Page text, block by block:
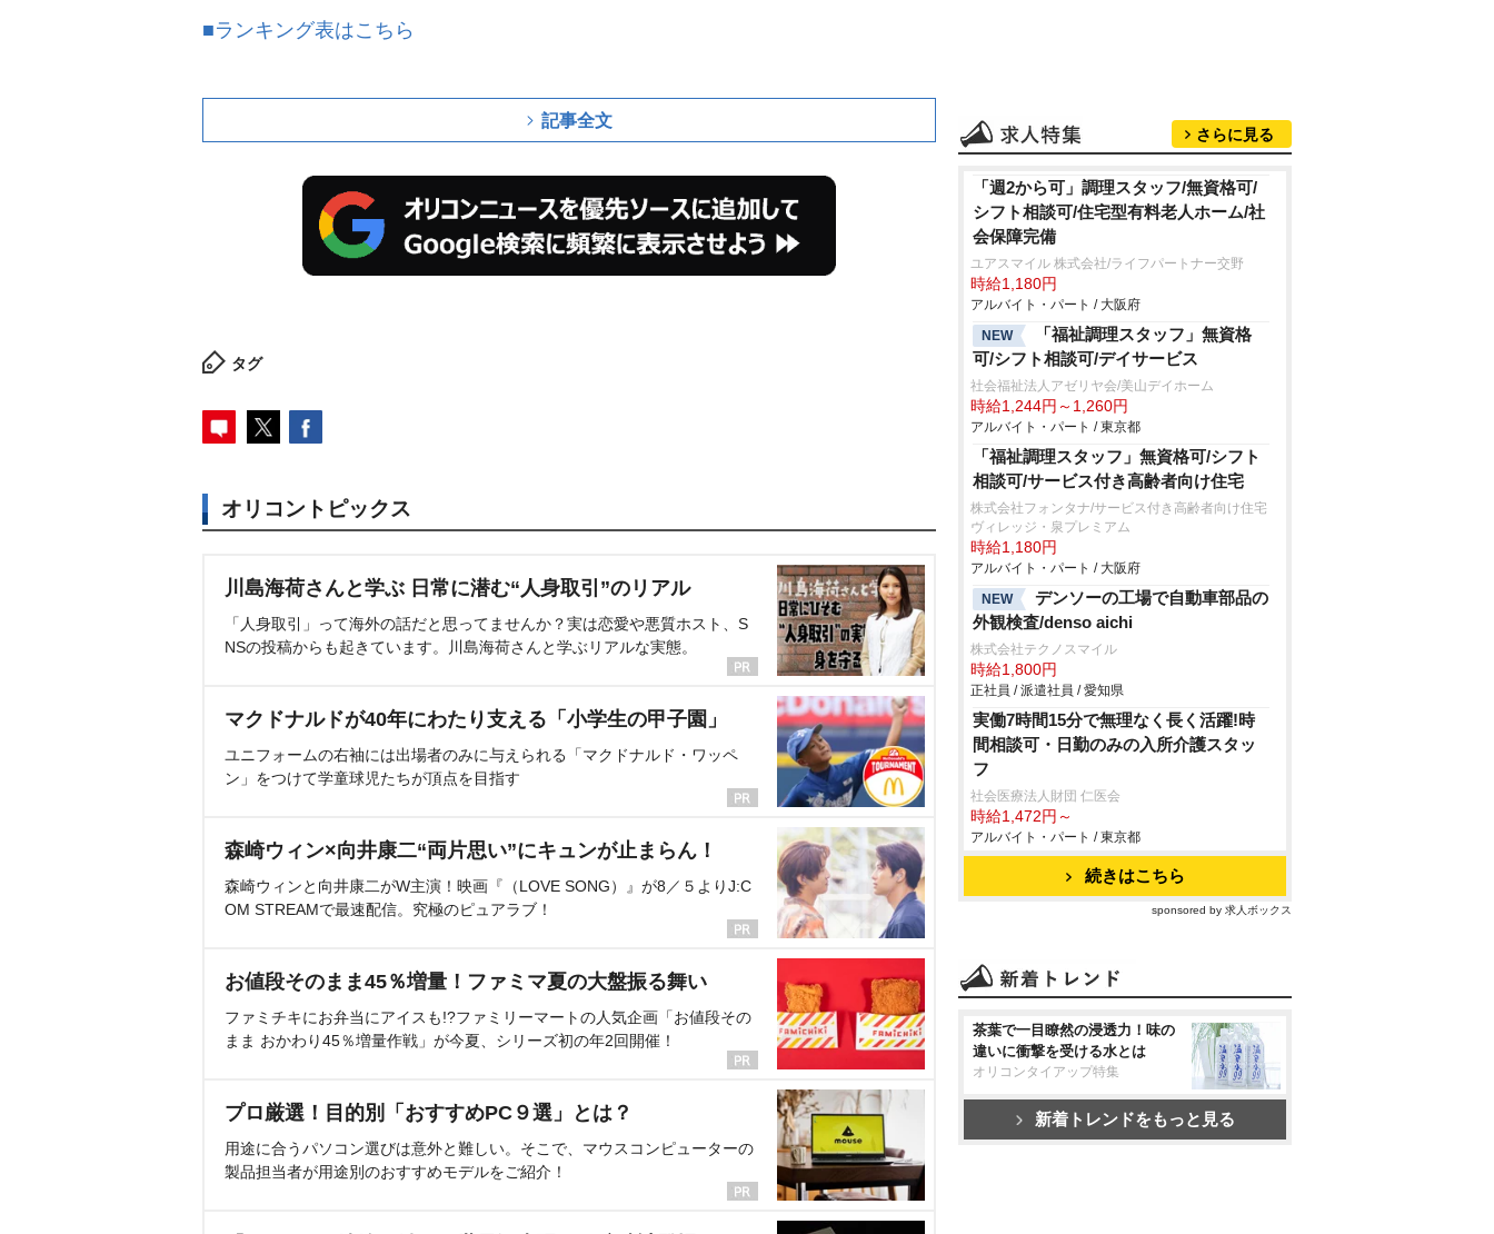
■ランキング表はこちら
記事全文
タグ
オリコントピックス
川島海荷さんと学ぶ 日常に潜む“人身取引”のリアル
「人身取引」って海外の話だと思ってませんか？実は恋愛や悪質ホスト、S
NSの投稿からも起きています。川島海荷さんと学ぶリアルな実態。
マクドナルドが40年にわたり支える「小学生の甲子園」
ユニフォームの右袖には出場者のみに与えられる「マクドナルド・ワッペ
ン」をつけて学童球児たちが頂点を目指す
森崎ウィン×向井康二“両片思い”にキュンが止まらん！
森崎ウィンと向井康二がW主演！映画『（LOVE SONG）』が8／５よりJ:C
OM STREAMで最速配信。究極のピュアラブ！
お値段そのまま45％増量！ファミマ夏の大盤振る舞い
ファミチキにお弁当にアイスも!?ファミリーマートの人気企画「お値段その
まま おかわり45％増量作戦」が今夏、シリーズ初の年2回開催！
プロ厳選！目的別「おすすめPC９選」とは？
用途に合うパソコン選びは意外と難しい。そこで、マウスコンピューターの
製品担当者が用途別のおすすめモデルをご紹介！
さらに見る
「週2から可」調理スタッフ/無資格可/
シフト相談可/住宅型有料老人ホーム/社
会保障完備
ユアスマイル 株式会社/ライフパートナー交野
時給1,180円
アルバイト・パート / 大阪府
NEW
「福祉調理スタッフ」無資格
可/シフト相談可/デイサービス
社会福祉法人アゼリヤ会/美山デイホーム
時給1,244円～1,260円
アルバイト・パート / 東京都
「福祉調理スタッフ」無資格可/シフト
相談可/サービス付き高齢者向け住宅
株式会社フォンタナ/サービス付き高齢者向け住宅
ヴィレッジ・泉プレミアム
時給1,180円
アルバイト・パート / 大阪府
NEW
デンソーの工場で自動車部品の
外観検査/denso aichi
株式会社テクノスマイル
時給1,800円
正社員 / 派遣社員 / 愛知県
実働7時間15分で無理なく長く活躍!時
間相談可・日勤のみの入所介護スタッ
フ
社会医療法人財団 仁医会
時給1,472円～
アルバイト・パート / 東京都
続きはこちら
sponsored by 求人ボックス
茶葉で一目瞭然の浸透力！味の
違いに衝撃を受ける水とは
オリコンタイアップ特集
新着トレンドをもっと見る